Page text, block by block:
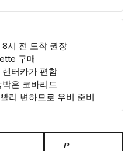
시 전 도착 권장
구매
터카가 편함
은 코바리드
리 변하므로 우비 준비
𝙋